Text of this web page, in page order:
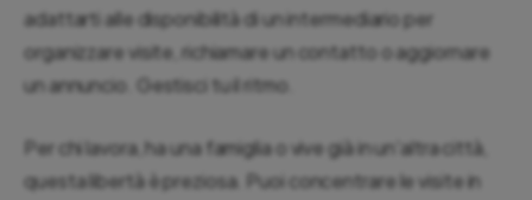
adattarti alle disponibilità di un intermediario per
organizzare visite, richiamare un contatto o aggiornare
un annuncio. Gestisci tu il ritmo.
Per chi lavora, ha una famiglia o vive già in un'altra città,
questa libertà è preziosa. Puoi concentrare le visite in